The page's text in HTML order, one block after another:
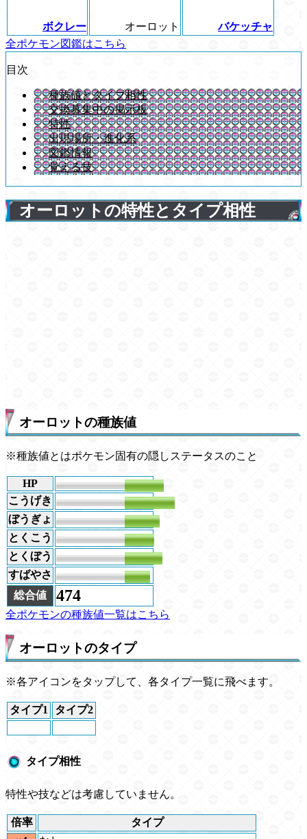
ボクレー オーロット
バケッチャ
全ポケモン図鑑はこちら
目次
種族値とタイプ相性
交換募集中の掲示板
特性
出現場所・進化系
図鑑情報
覚える技
オーロットの特性とタイプ相性
オーロットの種族値
※種族値とはポケモン固有の隠しステータスのこと
HP
85
こうげき
110
ぼうぎょ
76
とくこう
65
とくぼう
82
すばやさ
56
総合値
474
全ポケモンの種族値一覧はこちら
オーロットのタイプ
※各アイコンをタップして、各タイプ一覧に飛べます。
タイプ1 タイプ2
タイプ相性
特性や技などは考慮していません。
倍率
タイプ